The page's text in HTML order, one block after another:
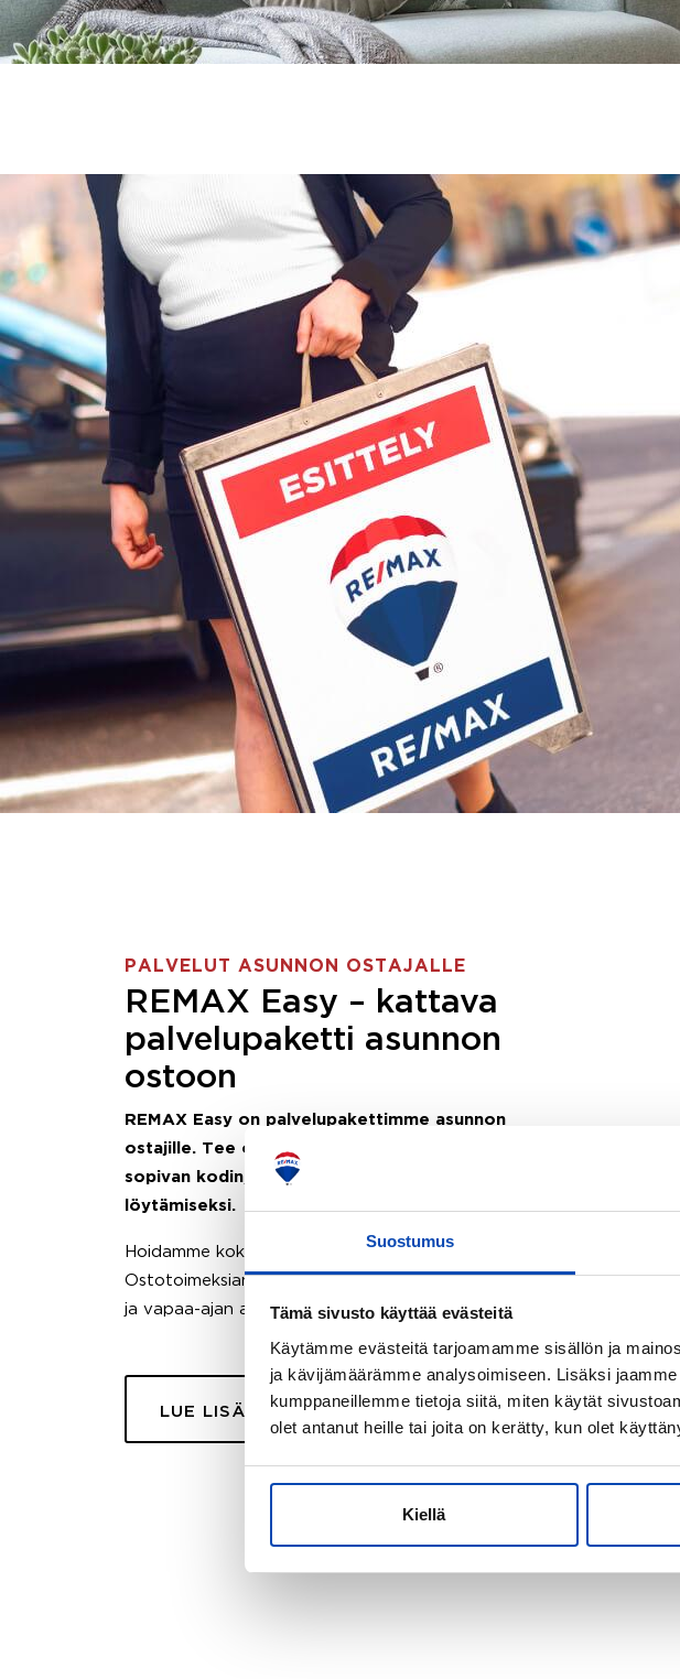
Suostumus
Tämä sivusto käyttää evästeitä
Käytämme evästeitä tarjoamamme sisällön ja
ja kävijämäärämme analysoimiseen. Lisäksi
kumppaneillemme tietoja siitä, miten käytät
olet antanut heille tai joita on kerätty, kun olet
Kiellä
PALVELUT ASUNNON OSTAJALLE
REMAX Easy – kattava
palvelupaketti asunnon
ostoon
REMAX Easy on palvelupakettimme asunnon
ostajille. Tee ostotoimeksianto ja etsimme juuri sinulle
sopivan kodin, eikä sinun tarvitse nähdä vaivaa sen
löytämiseksi.
Hoidamme koko ostoprosessin puolestasi.
Ostotoimeksiantopalvelumme sopii myös esimerkiksi sijoitus-
ja vapaa-ajan asuntojen ostoon.
LUE LISÄÄ